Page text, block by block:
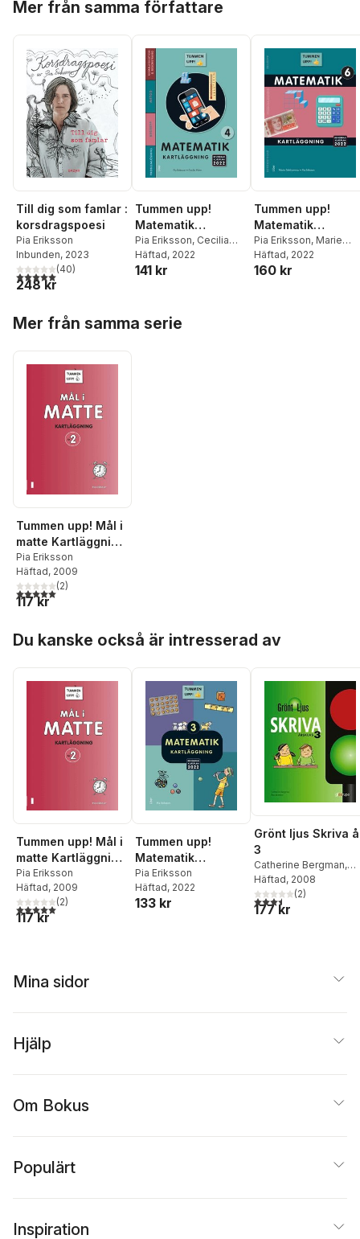
Mer från samma författare
Till dig som famlar :
korsdragspoesi
Pia Eriksson
Inbunden, 2023
5,0utav 5 stjärnor. Totalt antal röster:
(40)
248 kr
Tummen upp!
Matematik
kartläggning åk 4
Pia Eriksson, Cecilia
Palm
Häftad, 2022
141 kr
Tummen upp!
Matematik
kartläggning åk 6
Pia Eriksson, Marie
Delshammar
Häftad, 2022
160 kr
Mer från samma serie
Tummen upp! Mål i
matte Kartläggning
åk 2
Pia Eriksson
Häftad, 2009
5,0utav 5 stjärnor. Totalt antal röster:
(2)
117 kr
Du kanske också är intresserad av
Tummen upp! Mål i
matte Kartläggning
åk 2
Pia Eriksson
Häftad, 2009
5,0utav 5 stjärnor. Totalt antal röster:
(2)
117 kr
Tummen upp!
Matematik
kartläggning åk 3
Pia Eriksson
Häftad, 2022
133 kr
Grönt ljus Skriva
3
Catherine Bergman,
Åsa Jansson
Häftad, 2008
3,5utav 5 stjärnor.
(2)
177 kr
Mina sidor
Hjälp
Om Bokus
Populärt
Inspiration